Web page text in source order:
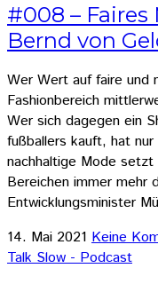
#008 –
Bernd von
Wer Wert auf faire und
Fashionbereich
Wer sich dagegen ein
fußballers kauft, hat
nachhaltige Mode setzt
Bereichen immer mehr
Entwicklungsminister
14. Mai 2021 Keine
Talk Slow - Podcast